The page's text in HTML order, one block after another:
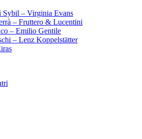
Sybil – Virginia Evans
– Fruttero & Lucentini
– Emilio Gentile
– Lenz Koppelstätter